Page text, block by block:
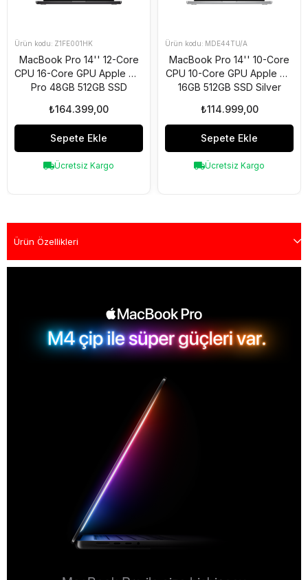
Z1FE001HK
MacBook Pro 14'' 12-Core
CPU 16-Core GPU Apple M4
Pro 48GB 512GB SSD
₺164.399,00
Sepete Ekle
Ücretsiz Kargo
MDE44TU/A
MacBook Pro 14'' 10-Core
CPU 10-Core GPU Apple M5
16GB 512GB SSD Silver
₺114.999,00
Sepete Ekle
Ücretsiz Kargo
Ürün Özellikleri